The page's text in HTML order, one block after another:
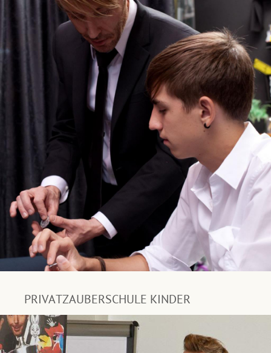
PRIVATZAUBERSCHULE KINDER